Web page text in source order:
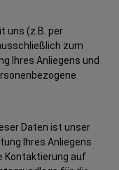
uns (z.B. per
zum
Ihres Anliegens und
Daten ist unser
Ihres Anliegens
Kontaktierung auf